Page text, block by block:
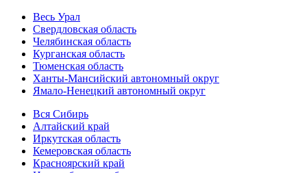
Весь Урал
Свердловская область
Челябинская область
Курганская область
Тюменская область
Ханты-Мансийский автономный округ
Ямало-Ненецкий автономный округ
Вся Сибирь
Алтайский край
Иркутская область
Кемеровская область
Красноярский край